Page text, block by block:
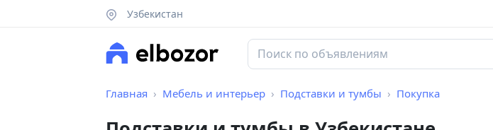
Узбекистан
Главная Мебель и интерьер Подставки и тумбы Покупка